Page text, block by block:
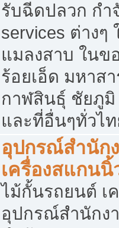
รับฉีดปลวก กำ
services ต่าง
แมลงสาบ ใน
ร้อยเอ็ด มหาส
กาฬสินธุ์ ชัยภู
และที่อื่นๆทั่วไ
อุปกรณ์สำนัก
เครื่องสแกนนิ้
ไม้กั้นรถยนต์ เ
อุปกรณ์สำนักง